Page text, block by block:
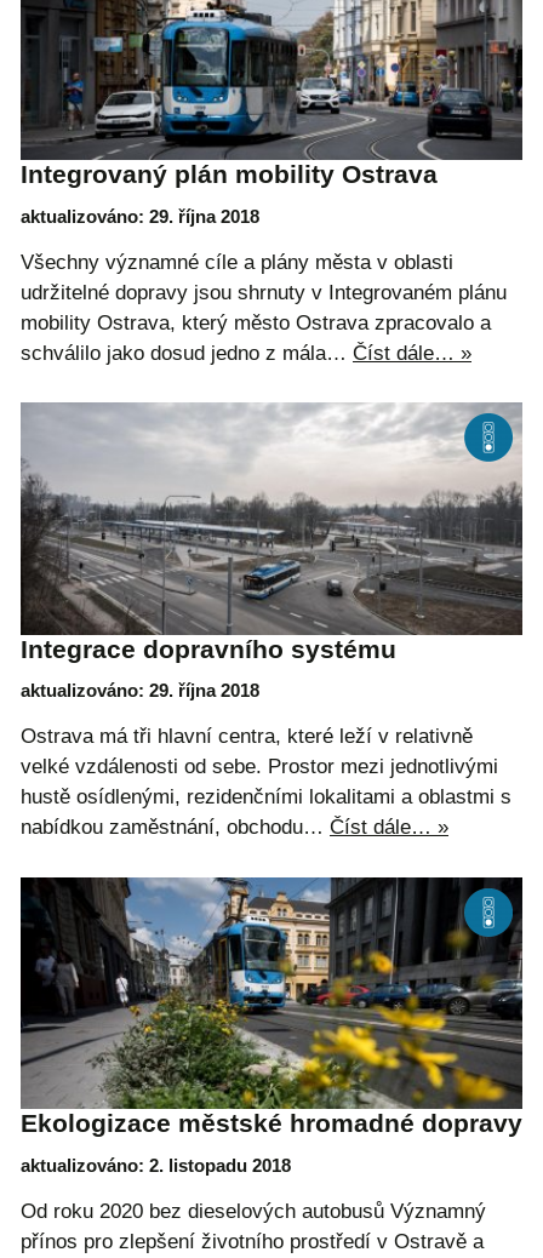
Integrovaný plán mobility Ostrava
aktualizováno: 29. října 2018
Všechny významné cíle a plány města v oblasti
udržitelné dopravy jsou shrnuty v Integrovaném plánu
mobility Ostrava, který město Ostrava zpracovalo a
schválilo jako dosud jedno z mála… Číst dále… »
Integrace dopravního systému
aktualizováno: 29. října 2018
Ostrava má tři hlavní centra, které leží v relativně
velké vzdálenosti od sebe. Prostor mezi jednotlivými
hustě osídlenými, rezidenčními lokalitami a oblastmi s
nabídkou zaměstnání, obchodu… Číst dále… »
Ekologizace městské hromadné dopravy
aktualizováno: 2. listopadu 2018
Od roku 2020 bez dieselových autobusů Významný
přínos pro zlepšení životního prostředí v Ostravě a